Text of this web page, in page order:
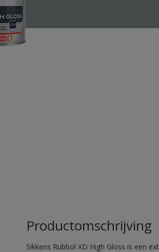
Productomschrijving
Sikkens Rubbol XD High Gloss is een